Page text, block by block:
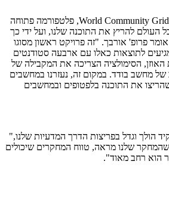
World Community Grid, פלטפורמה פתוחה
להריץ את התוכנה שלנו, ועל ידי כך
פרופ' אורבך. "זה פרויקט ראשון מסוגו
לתוצאות כאלו עם ארבעה סטודנטים
הסימולציה הצריכה את המקבילה של
חישוב של מחשב בודד. במקום זה, נעזרנו במחשבים
שהריצו את התוכנה בלפטופים ובמחשבים
הולך וגדל בפריצות הדרך המדעיות שלנו,"
שלנו מראה, טווח המחקרים שיכולים
הוא רחב מאוד".